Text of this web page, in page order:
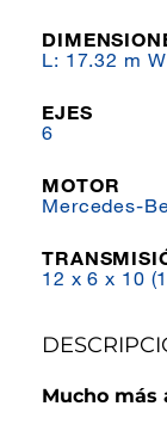
L: 17.32 m
EJES
6
MOTOR
Mercedes-
12 x 6 x 10
Mucho más